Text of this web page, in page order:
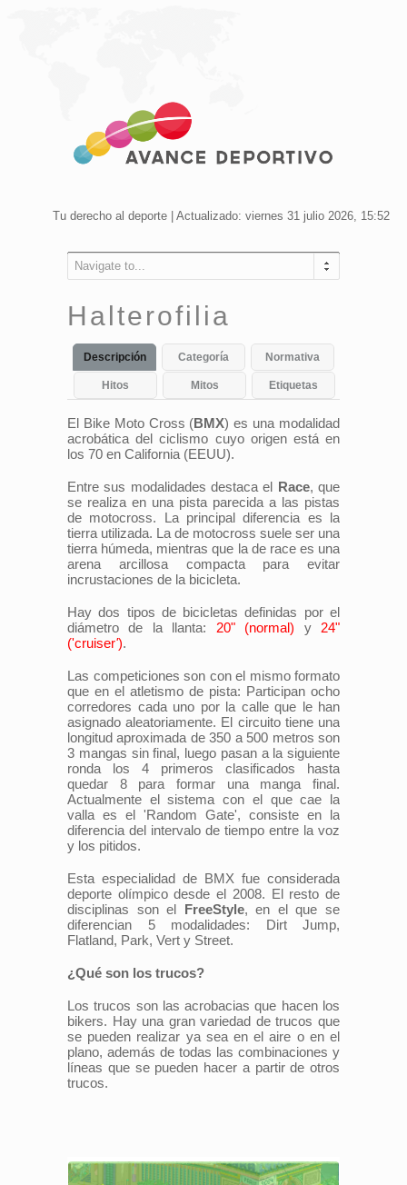
Tu derecho al deporte | Actualizado: viernes 31 julio 2026, 15:52
Navigate to...
Halterofilia
Descripción Categoría Normativa
Hitos Mitos Etiquetas
El Bike Moto Cross (BMX) es una modalidad
acrobática del ciclismo cuyo origen está en
los 70 en California (EEUU).
Entre sus modalidades destaca el Race, que
se realiza en una pista parecida a las pistas
de motocross. La principal diferencia es la
tierra utilizada. La de motocross suele ser una
tierra húmeda, mientras que la de race es una
arena arcillosa compacta para evitar
incrustaciones de la bicicleta.
Hay dos tipos de bicicletas definidas por el
diámetro de la llanta: 20" (normal) y 24"
('cruiser').
Las competiciones son con el mismo formato
que en el atletismo de pista: Participan ocho
corredores cada uno por la calle que le han
asignado aleatoriamente. El circuito tiene una
longitud aproximada de 350 a 500 metros son
3 mangas sin final, luego pasan a la siguiente
ronda los 4 primeros clasificados hasta
quedar 8 para formar una manga final.
Actualmente el sistema con el que cae la
valla es el 'Random Gate', consiste en la
diferencia del intervalo de tiempo entre la voz
y los pitidos.
Esta especialidad de BMX fue considerada
deporte olímpico desde el 2008. El resto de
disciplinas son el FreeStyle, en el que se
diferencian 5 modalidades: Dirt Jump,
Flatland, Park, Vert y Street.
¿Qué son los trucos?
Los trucos son las acrobacias que hacen los
bikers. Hay una gran variedad de trucos que
se pueden realizar ya sea en el aire o en el
plano, además de todas las combinaciones y
líneas que se pueden hacer a partir de otros
trucos.